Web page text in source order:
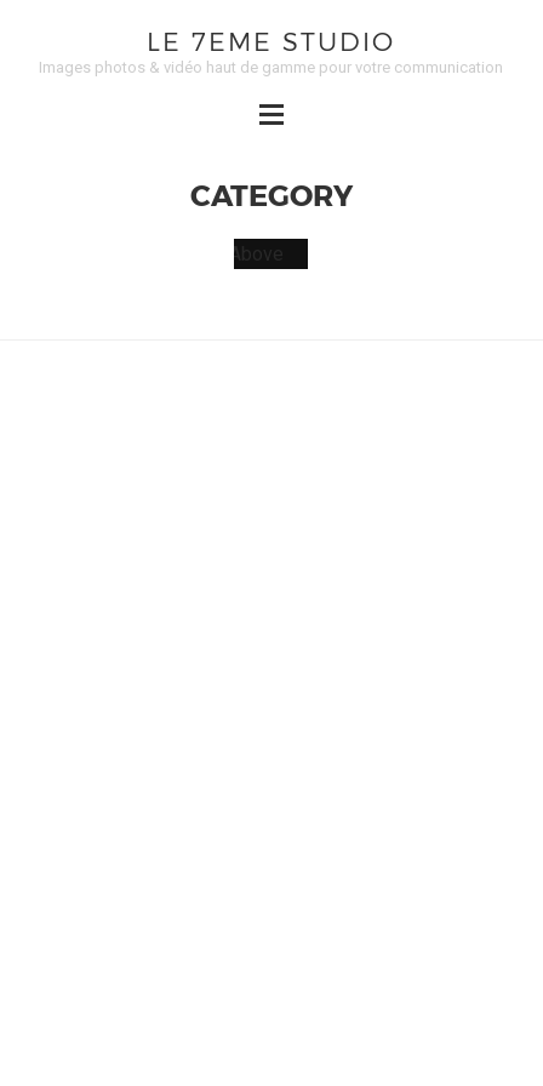
LE 7EME STUDIO
Images photos & vidéo haut de gamme pour votre communication
CATEGORY